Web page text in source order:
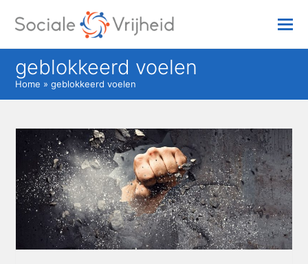
geblokkeerd voelen
Home »geblokkeerd voelen